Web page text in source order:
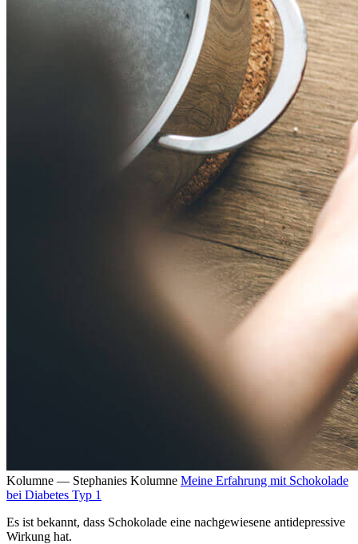
Kolumne — Stephanies Kolumne Meine Erfahrung mit Schokolade
bei Diabetes Typ 1
Es ist bekannt, dass Schokolade eine nachgewiesene antidepressive
Wirkung hat.